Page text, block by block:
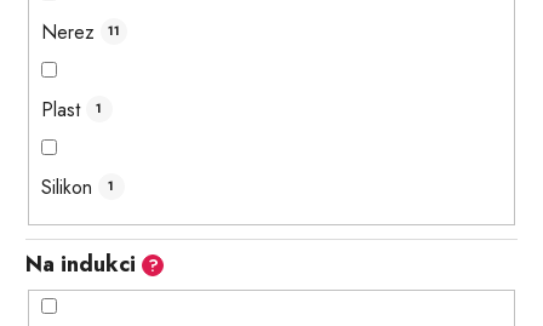
Nerez 11
Plast 1
Silikon 1
Na indukci ?